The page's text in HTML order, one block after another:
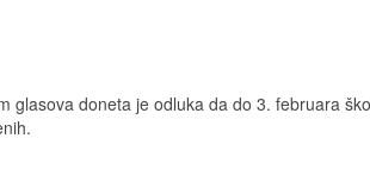
glasova doneta je odluka da do 3. februara